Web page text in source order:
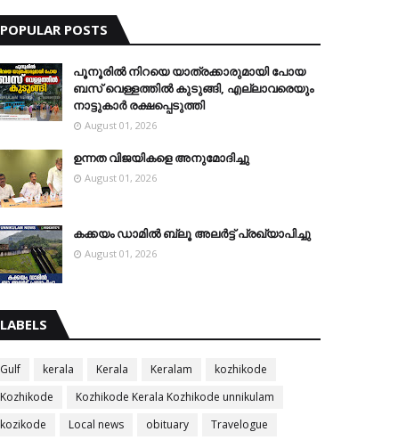
POPULAR POSTS
പൂനൂരിൽ നിറയെ യാത്രക്കാരുമായി പോയ
ബസ് വെള്ളത്തിൽ കുടുങ്ങി, എല്ലാവരെയും
നാട്ടുകാർ രക്ഷപ്പെടുത്തി
August 01, 2026
ഉന്നത വിജയികളെ അനുമോദിച്ചു
August 01, 2026
കക്കയം ഡാമിൽ ബ്ലൂ അലർട്ട് പ്രഖ്യാപിച്ചു
August 01, 2026
LABELS
Gulf kerala Kerala Keralam
kozhikode
Kozhikode
Kozhikode Kerala Kozhikode unnikulam
kozikode
Local news obituary
Travelogue